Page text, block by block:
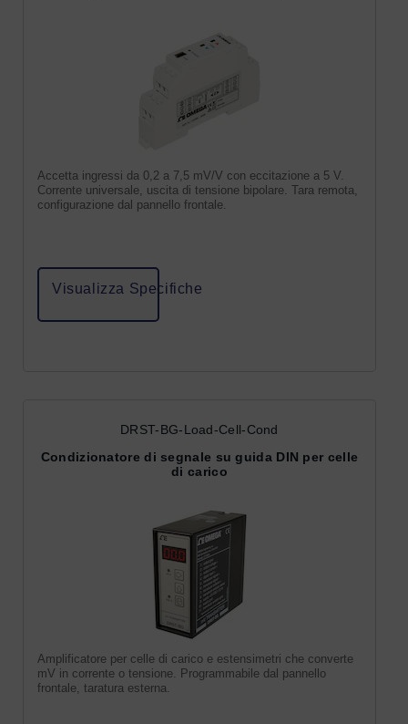
Accetta ingressi da 0,2 a 7,5 mV/V con eccitazione a 5 V.
Corrente universale, uscita di tensione bipolare. Tara remota,
configurazione dal pannello frontale.
Visualizza Specifiche
DRST-BG-Load-Cell-Cond
Condizionatore di segnale su guida DIN per celle
di carico
Amplificatore per celle di carico e estensimetri che converte
mV in corrente o tensione. Programmabile dal pannello
frontale, taratura esterna.